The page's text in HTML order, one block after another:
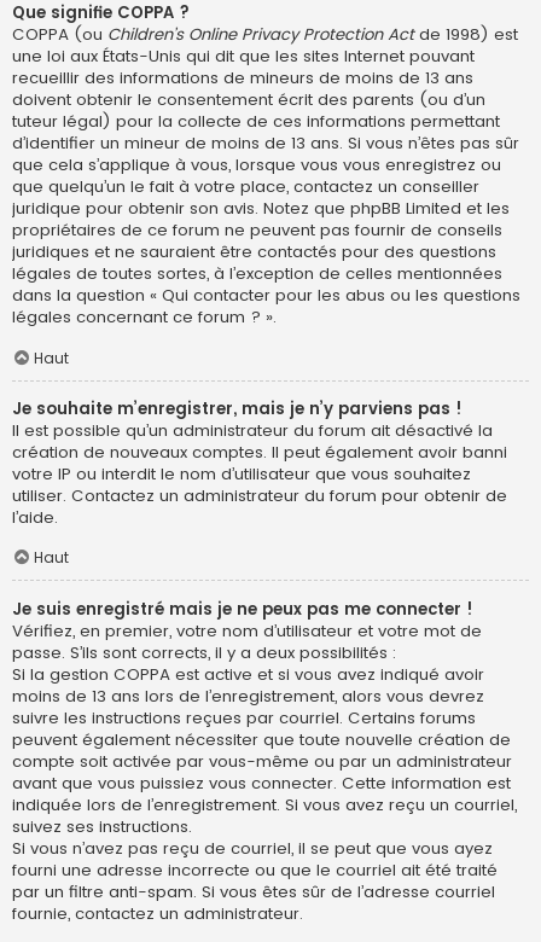
Que signifie COPPA ?
COPPA (ou Children’s Online Privacy Protection Actde 1998) est
une loi aux États-Unis qui dit que les sites Internet pouvant
recueillir des informations de mineurs de moins de 13 ans
doivent obtenir le consentement écrit des parents (ou d’un
tuteur légal) pour la collecte de ces informations permettant
d’identifier un mineur de moins de 13 ans. Si vous n’êtes pas sûr
que cela s’applique à vous, lorsque vous vous enregistrez ou
que quelqu’un le fait à votre place, contactez un conseiller
juridique pour obtenir son avis. Notez que phpBB Limited et les
propriétaires de ce forum ne peuvent pas fournir de conseils
juridiques et ne sauraient être contactés pour des questions
légales de toutes sortes, à l’exception de celles mentionnées
dans la question « Qui contacter pour les abus ou les questions
légales concernant ce forum ? ».
Haut
Je souhaite m’enregistrer, mais je n’y parviens pas !
Il est possible qu’un administrateur du forum ait désactivé la
création de nouveaux comptes. Il peut également avoir banni
votre IP ou interdit le nom d’utilisateur que vous souhaitez
utiliser. Contactez un administrateur du forum pour obtenir de
l’aide.
Haut
Je suis enregistré mais je ne peux pas me connecter !
Vérifiez, en premier, votre nom d’utilisateur et votre mot de
passe. S’ils sont corrects, il y a deux possibilités :
Si la gestion COPPA est active et si vous avez indiqué avoir
moins de 13 ans lors de l’enregistrement, alors vous devrez
suivre les instructions reçues par courriel. Certains forums
peuvent également nécessiter que toute nouvelle création de
compte soit activée par vous-même ou par un administrateur
avant que vous puissiez vous connecter. Cette information est
indiquée lors de l’enregistrement. Si vous avez reçu un courriel,
suivez ses instructions.
Si vous n’avez pas reçu de courriel, il se peut que vous ayez
fourni une adresse incorrecte ou que le courriel ait été traité
par un filtre anti-spam. Si vous êtes sûr de l’adresse courriel
fournie, contactez un administrateur.